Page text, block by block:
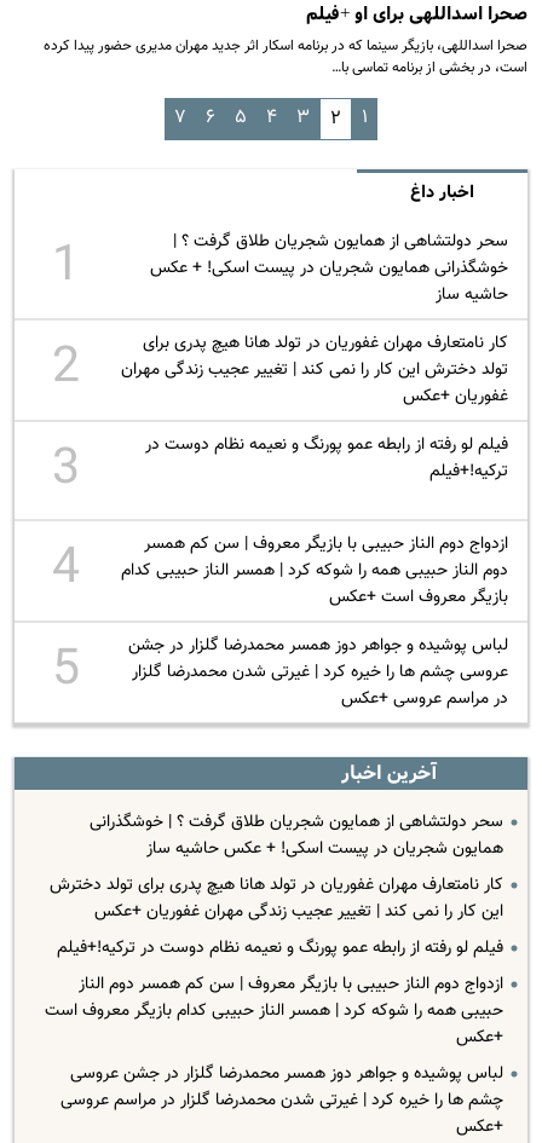
صحرا اسداللهی برای او +فیلم
صحرا اسداللهی، بازیگر سینما که در برنامه اسکار اثر جدید مهران مدیری حضور پیدا کرده
است، در بخشی از برنامه تماسی با…
۱ ۲ ۳ ۴ ۵ ۶ ۷
اخبار داغ
سحر دولتشاهی از همایون شجریان طلاق گرفت ؟ |
خوشگذرانی همایون شجریان در پیست اسکی! + عکس
حاشیه ساز
1
کار نامتعارف مهران غفوریان در تولد هانا هیچ پدری برای
تولد دخترش این کار را نمی کند | تغییر عجیب زندگی مهران
غفوریان +عکس
2
فیلم لو رفته از رابطه عمو پورنگ و نعیمه نظام دوست در
ترکیه!+فیلم
3
ازدواج دوم الناز حبیبی با بازیگر معروف | سن کم همسر
دوم الناز حبیبی همه را شوکه کرد | همسر الناز حبیبی کدام
بازیگر معروف است +عکس
4
لباس پوشیده و جواهر دوز همسر محمدرضا گلزار در جشن
عروسی چشم ها را خیره کرد | غیرتی شدن محمدرضا گلزار
در مراسم عروسی +عکس
5
آخرین اخبار
سحر دولتشاهی از همایون شجریان طلاق گرفت ؟ | خوشگذرانی
همایون شجریان در پیست اسکی! + عکس حاشیه ساز
کار نامتعارف مهران غفوریان در تولد هانا هیچ پدری برای تولد دخترش
این کار را نمی کند | تغییر عجیب زندگی مهران غفوریان +عکس
فیلم لو رفته از رابطه عمو پورنگ و نعیمه نظام دوست در ترکیه!+فیلم
ازدواج دوم الناز حبیبی با بازیگر معروف | سن کم همسر دوم الناز
حبیبی همه را شوکه کرد | همسر الناز حبیبی کدام بازیگر معروف است
+عکس
لباس پوشیده و جواهر دوز همسر محمدرضا گلزار در جشن عروسی
چشم ها را خیره کرد | غیرتی شدن محمدرضا گلزار در مراسم عروسی
+عکس